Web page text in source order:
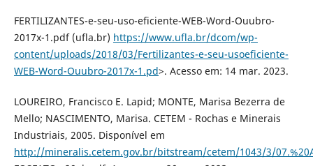
FERTILIZANTES-e-seu-uso-eficiente-WEB-Word-Ouubro-
2017x-1.pdf (ufla.br) https://www.ufla.br/dcom/wp-
content/uploads/2018/03/Fertilizantes-e-seu-usoeficiente-
WEB-Word-Ouubro-2017x-1.pd>. Acesso em: 14 mar. 2023.
LOUREIRO, Francisco E. Lapid; MONTE, Marisa Bezerra de
Mello; NASCIMENTO, Marisa. CETEM - Rochas e Minerais
Industriais, 2005. Disponível em
http://mineralis.cetem.gov.br/bitstream/cetem/1043/3/